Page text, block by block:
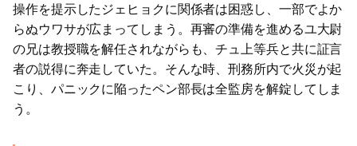
操作を提示したジェヒョクに関係者は困惑し、一部でよか
らぬウワサが広まってしまう。再審の準備を進めるユ大尉
の兄は教授職を解任されながらも、チュ上等兵と共に証言
者の説得に奔走していた。そんな時、刑務所内で火災が起
こり、パニックに陥ったペン部長は全監房を解錠してしま
う。